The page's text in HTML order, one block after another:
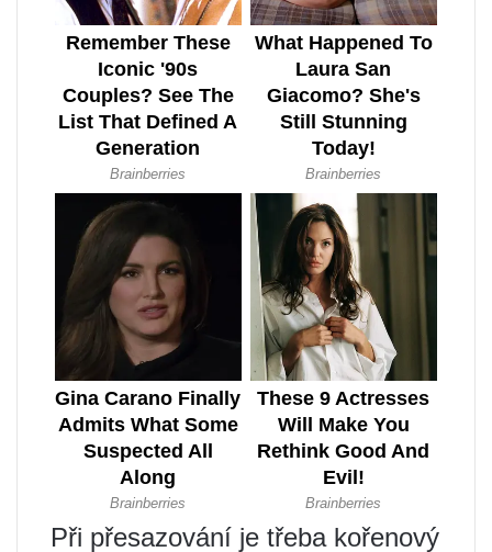
Při přesazování je třeba kořenový